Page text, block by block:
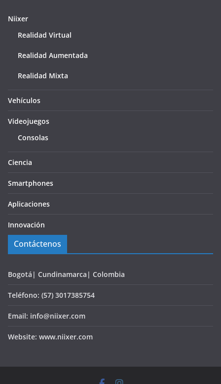
Niixer
Realidad Virtual
Realidad Aumentada
Realidad Mixta
Vehículos
Videojuegos
Consolas
Ciencia
Smartphones
Aplicaciones
Innovación
Contáctenos
Bogotá| Cundinamarca| Colombia
Teléfono: (57) 3017385754
Email: info@niixer.com
Website: www.niixer.com